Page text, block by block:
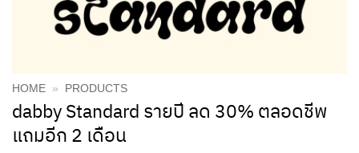
HOME » PRODUCTS
dabby Standard รายปี ลด 30% ตลอดชีพ
แถมอีก 2 เดือน